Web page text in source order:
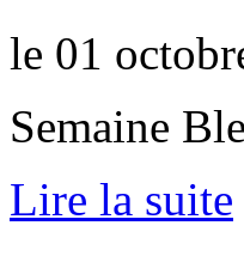
le 01
Semaine
Lire la suite